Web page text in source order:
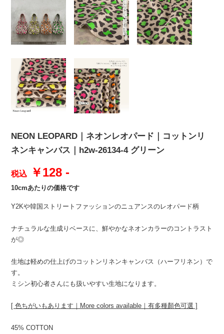
NEON LEOPARD｜ネオンレオパード｜コットンリ
ネンキャンバス｜h2w-26134-4 グリーン
税込 ￥128 -
10cmあたりの価格です
Y2Kや韓国ストリートファッションのニュアンスのレオパード柄
ナチュラルな生成りベースに、鮮やかなネオンカラーのコントラスト
が◎
生地は軽めの仕上げのコットンリネンキャンバス（ハーフリネン）で
す。
ミシン初心者さんにも扱いやすい生地になります。
[ 色ちがいもあります｜More colors available｜有多種顏色可選 ]
45% COTTON